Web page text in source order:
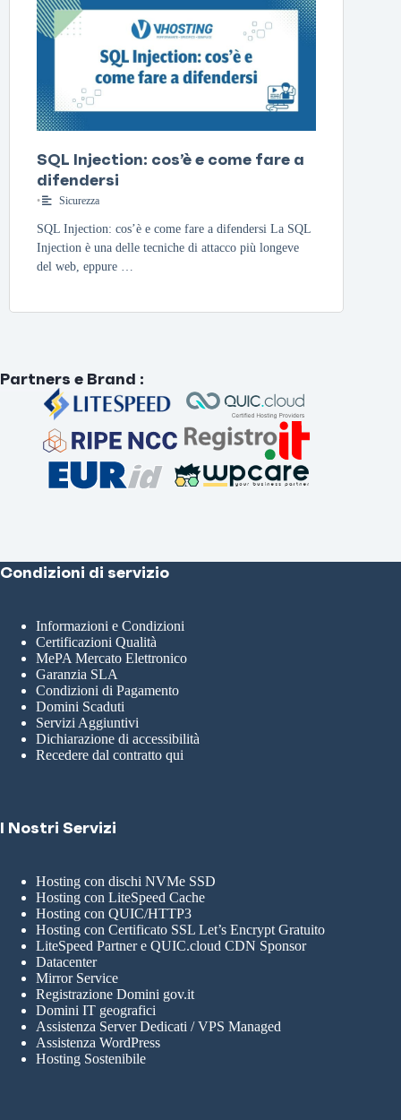
SQL Injection: cos’è e come fare a
difendersi
• Sicurezza
SQL Injection: cos’è e come fare a difendersi La SQL
Injection è una delle tecniche di attacco più longeve
del web, eppure …
Partners e Brand :
Condizioni di servizio
Informazioni e Condizioni
Certificazioni Qualità
MePA Mercato Elettronico
Garanzia SLA
Condizioni di Pagamento
Domini Scaduti
Servizi Aggiuntivi
Dichiarazione di accessibilità
Recedere dal contratto qui
I Nostri Servizi
Hosting con dischi NVMe SSD
Hosting con LiteSpeed Cache
Hosting con QUIC/HTTP3
Hosting con Certificato SSL Let’s Encrypt Gratuito
LiteSpeed Partner e QUIC.cloud CDN Sponsor
Datacenter
Mirror Service
Registrazione Domini gov.it
Domini IT geografici
Assistenza Server Dedicati / VPS Managed
Assistenza WordPress
Hosting Sostenibile